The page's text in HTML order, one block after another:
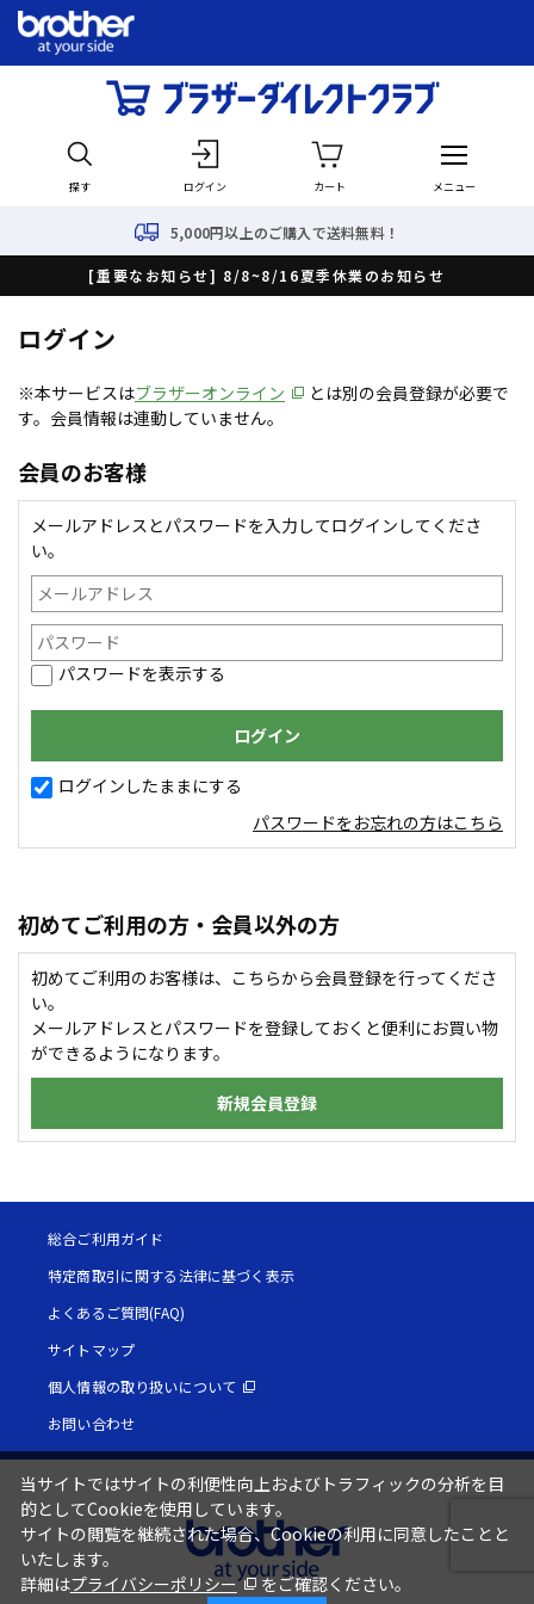
探す ログイン カート メニュー
5,000円以上のご購入で送料無料！
[重要なお知らせ] 8/8~8/16夏季休業のお知らせ
ログイン
※本サービスはブラザーオンライン
とは別の会員登録が必要で
す。会員情報は連動していません。
会員のお客様
メールアドレスとパスワードを入力してログインしてくださ
い。
パスワードを表示する
ログインしたままにする
パスワードをお忘れの方はこちら
初めてご利用の方・会員以外の方
初めてご利用のお客様は、こちらから会員登録を行ってくださ
い。
メールアドレスとパスワードを登録しておくと便利にお買い物
ができるようになります。
新規会員登録
総合ご利用ガイド
特定商取引に関する法律に基づく表示
よくあるご質問(FAQ)
サイトマップ
個人情報の取り扱いについて
お問い合わせ
当サイトではサイトの利便性向上およびトラフィックの分析を目
的としてCookieを使用しています。
サイトの閲覧を継続された場合、Cookieの利用に同意したことと
いたします。
詳細はプライバシーポリシー をご確認ください。